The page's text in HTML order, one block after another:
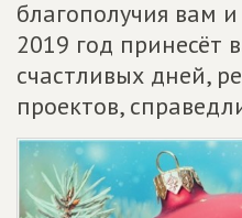
благополучия вам
2019 год принесёт
счастливых дней,
проектов,